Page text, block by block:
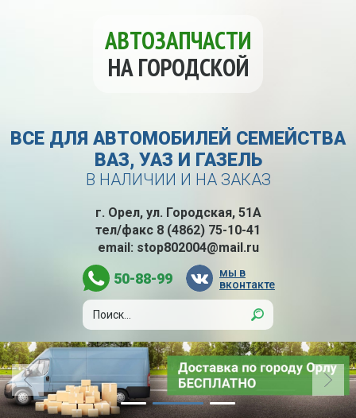
АВТОЗАПЧАСТИ
НА ГОРОДСКОЙ
ВСЕ ДЛЯ АВТОМОБИЛЕЙ СЕМЕЙСТВА
ВАЗ, УАЗ И ГАЗЕЛЬ
В НАЛИЧИИ И НА ЗАКАЗ
г. Орел, ул. Городская, 51А
тел/факс 8 (4862) 75-10-41
email: stop802004@mail.ru
50-88-99
мы в
вконтакте